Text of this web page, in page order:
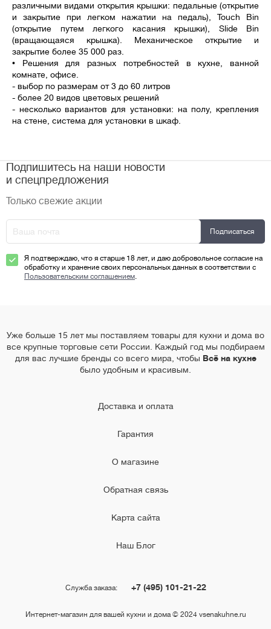
различными видами открытия крышки: педальные (открытие
и закрытие при легком нажатии на педаль), Touch Bin
(открытие путем легкого касания крышки), Slide Bin
(вращающаяся крышка). Механическое открытие и
закрытие более 35 000 раз.
• Решения для разных потребностей в кухне, ванной
комнате, офисе.
- выбор по размерам от 3 до 60 литров
- более 20 видов цветовых решений
- несколько вариантов для установки: на полу, крепления
на стене, система для установки в шкаф.
Подпишитесь на наши новости
и спецпредложения
Только свежие акции
Я подтверждаю, что я старше 18 лет, и даю добровольное согласие на
обработку и хранение своих персональных данных в соответствии с
Пользовательским соглашением.
Уже больше 15 лет мы поставляем товары для кухни и дома во
все крупные торговые сети России. Каждый год мы подбираем
для вас лучшие бренды со всего мира, чтобы Всё на кухне
было удобным и красивым.
Доставка и оплата
Гарантия
О магазине
Обратная связь
Карта сайта
Наш Блог
Служба заказа: +7 (495) 101-21-22
Интернет-магазин для вашей кухни и дома © 2024 vsenakuhne.ru